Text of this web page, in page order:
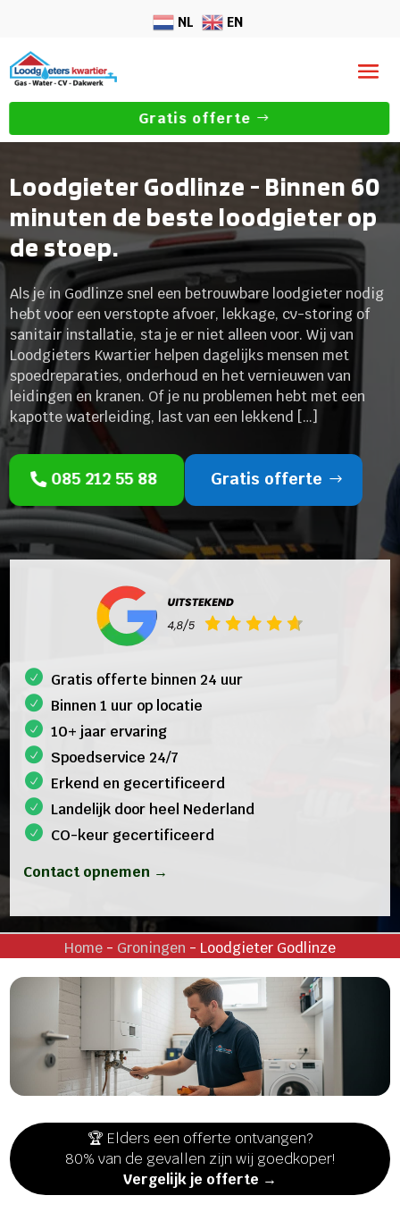
NL EN
Gratis offerte
Loodgieter Godlinze - Binnen 60
minuten de beste loodgieter op
de stoep.
Als je in Godlinze snel een betrouwbare loodgieter nodig
hebt voor een verstopte afvoer, lekkage, cv-storing of
sanitair installatie, sta je er niet alleen voor. Wij van
Loodgieters Kwartier helpen dagelijks mensen met
spoedreparaties, onderhoud en het vernieuwen van
leidingen en kranen. Of je nu problemen hebt met een
kapotte waterleiding, last van een lekkend […]
085 212 55 88 Gratis offerte
Gratis offerte binnen 24 uur
Binnen 1 uur op locatie
10+ jaar ervaring
Spoedservice 24/7
Erkend en gecertificeerd
Landelijk door heel Nederland
CO-keur gecertificeerd
Contact opnemen →
Home- Groningen - Loodgieter Godlinze
🏆 Elders een offerte ontvangen?
80% van de gevallen zijn wij goedkoper!
Vergelijk je offerte →